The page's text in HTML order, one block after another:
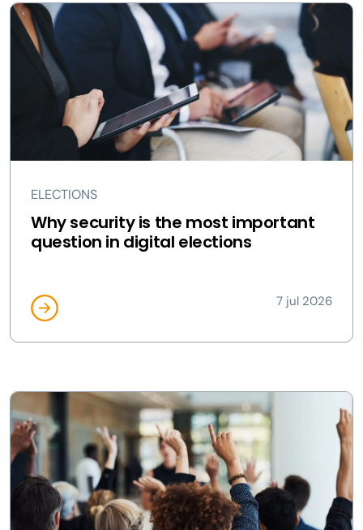
ELECTIONS
Why security is the most important
question in digital elections
7 jul 2026